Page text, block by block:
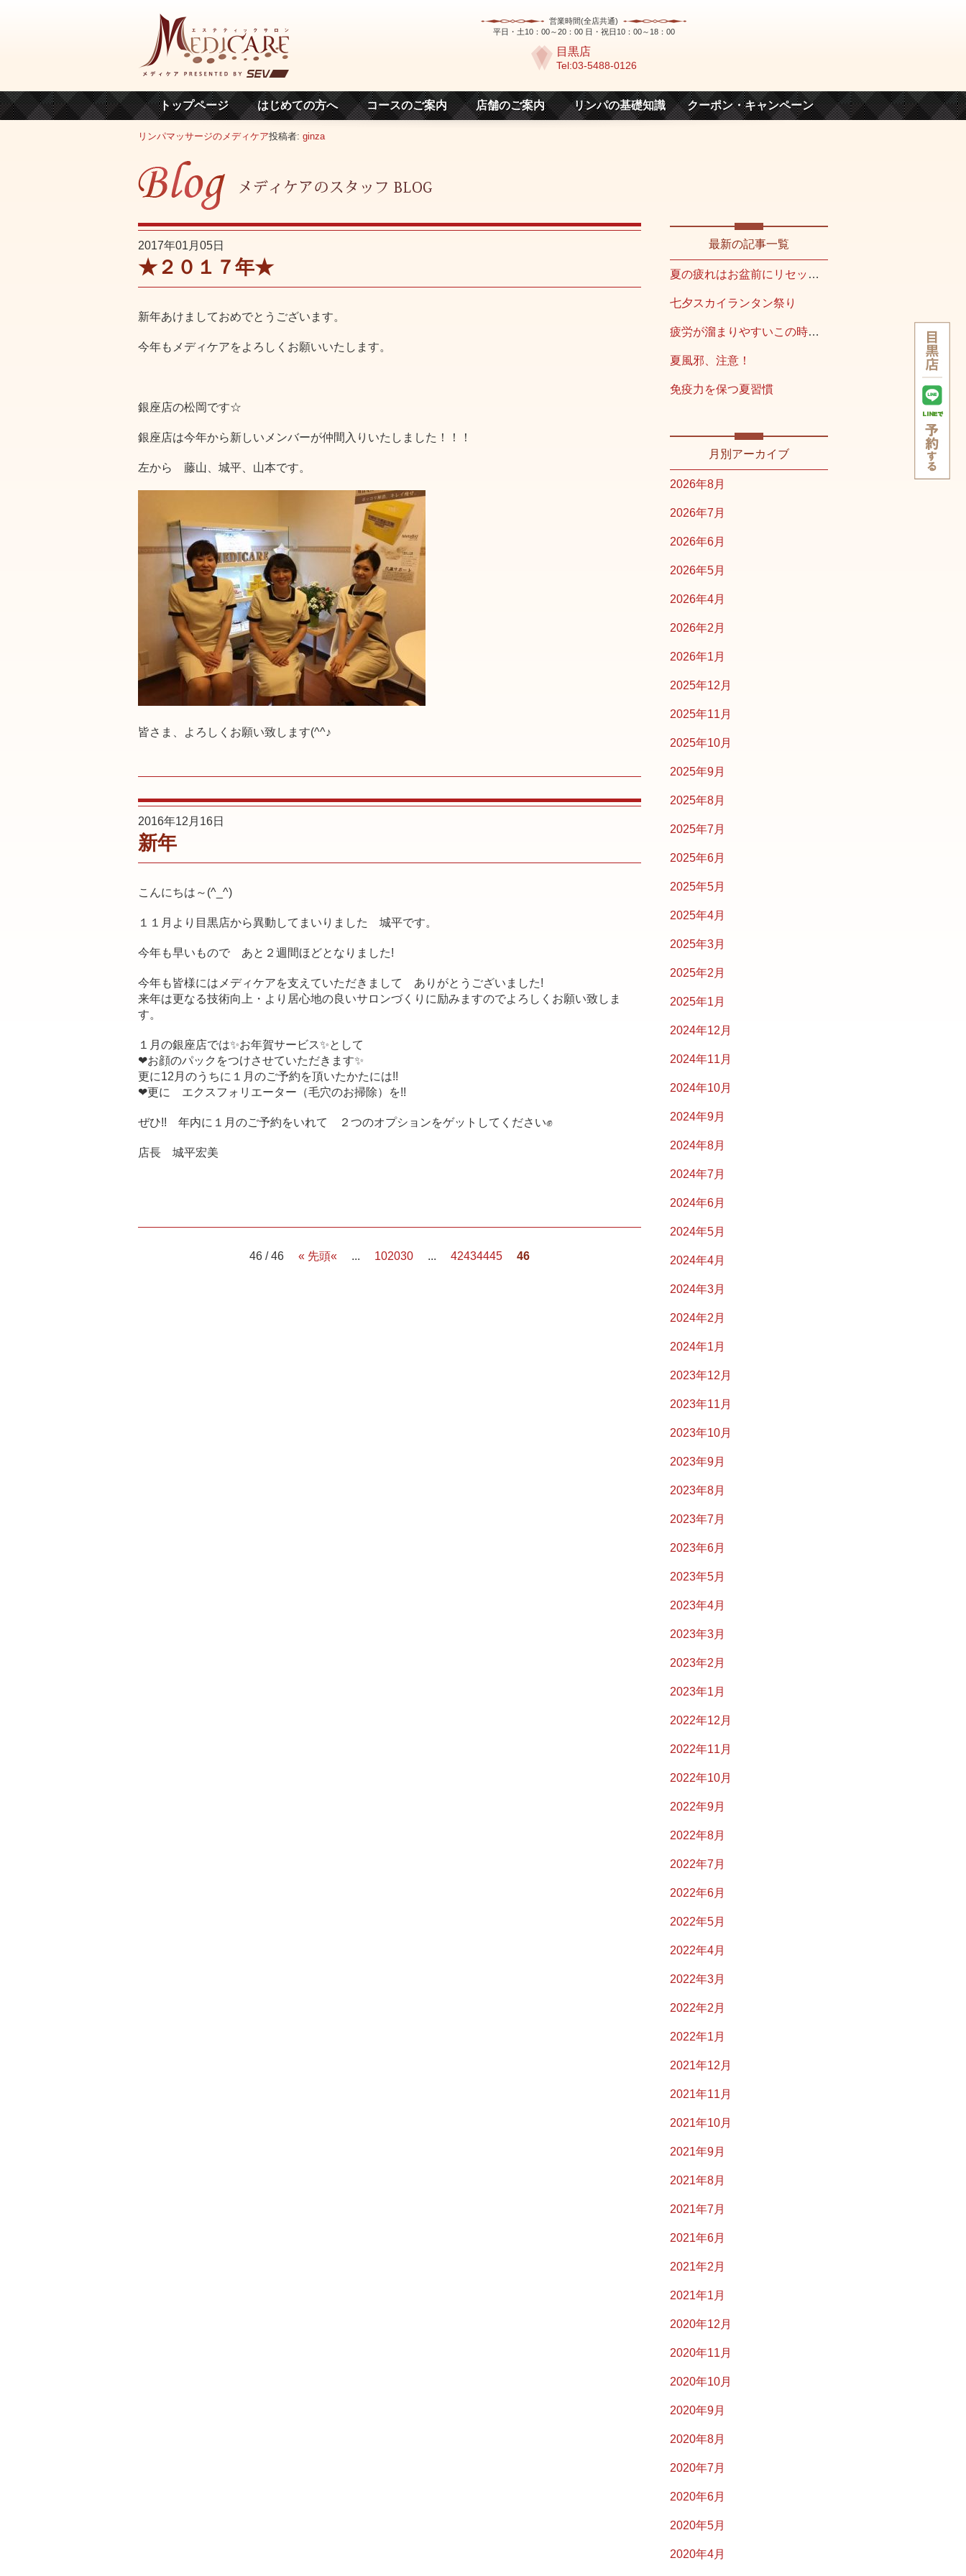
営業時間(全店共通)
平日・土10：00～20：00 日・祝日10：00～18：00
目黒店
Tel:03-5488-0126
トップページ はじめての方へ コースのご案内 店舗のご案内 リンパの基礎知識 クーポン・キャンペーン
リンパマッサージのメディケア投稿者: ginza
2017年01月05日
★２０１７年★
新年あけましておめでとうございます。
今年もメディケアをよろしくお願いいたします。
銀座店の松岡です☆
銀座店は今年から新しいメンバーが仲間入りいたしました！！！
左から 藤山、城平、山本です。
皆さま、よろしくお願い致します(^^♪
2016年12月16日
新年
こんにちは～(^_^)
１１月より目黒店から異動してまいりました 城平です。
今年も早いもので あと２週間ほどとなりました!
今年も皆様にはメディケアを支えていただきまして ありがとうございました!
来年は更なる技術向上・より居心地の良いサロンづくりに励みますのでよろしくお願い致しま
す。
１月の銀座店では✨お年賀サービス✨として
❤お顔のパックをつけさせていただきます✨
更に12月のうちに１月のご予約を頂いたかたには!!
❤更に エクスフォリエーター（毛穴のお掃除）を!!
ぜひ!! 年内に１月のご予約をいれて ２つのオプションをゲットしてください✊
店長 城平宏美
46 / 46 « 先頭« ... 102030 ... 42434445 46
最新の記事一覧
夏の疲れはお盆前にリセット！
七夕スカイランタン祭り
疲労が溜まりやすいこの時期こそ
夏風邪、注意！
免疫力を保つ夏習慣
月別アーカイブ
2026年8月
2026年7月
2026年6月
2026年5月
2026年4月
2026年2月
2026年1月
2025年12月
2025年11月
2025年10月
2025年9月
2025年8月
2025年7月
2025年6月
2025年5月
2025年4月
2025年3月
2025年2月
2025年1月
2024年12月
2024年11月
2024年10月
2024年9月
2024年8月
2024年7月
2024年6月
2024年5月
2024年4月
2024年3月
2024年2月
2024年1月
2023年12月
2023年11月
2023年10月
2023年9月
2023年8月
2023年7月
2023年6月
2023年5月
2023年4月
2023年3月
2023年2月
2023年1月
2022年12月
2022年11月
2022年10月
2022年9月
2022年8月
2022年7月
2022年6月
2022年5月
2022年4月
2022年3月
2022年2月
2022年1月
2021年12月
2021年11月
2021年10月
2021年9月
2021年8月
2021年7月
2021年6月
2021年2月
2021年1月
2020年12月
2020年11月
2020年10月
2020年9月
2020年8月
2020年7月
2020年6月
2020年5月
2020年4月